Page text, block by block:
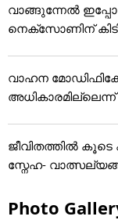
വാങ്ങുന്നേൽ ഇപ്പോൾ
നെക്സോണിന്
വാഹന
അ‌ധികാരമില്ലെന്ന്
ജീവിതത്തിൽ കൂടെ
സ്നേഹ-
Photo